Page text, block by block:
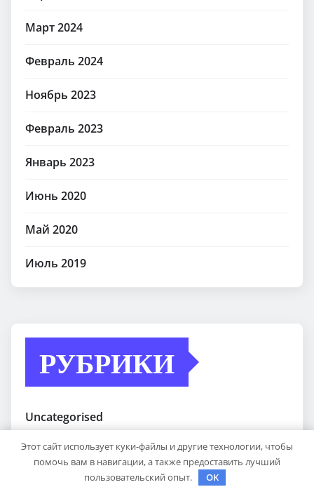
Март 2024
Февраль 2024
Ноябрь 2023
Февраль 2023
Январь 2023
Июнь 2020
Май 2020
Июль 2019
РУБРИКИ
Uncategorised
Куда поехать
Новости авто
Этот сайт использует куки-файлы и другие технологии, чтобы
помочь вам в навигации, а также предоставить лучший
пользовательский опыт.
OK